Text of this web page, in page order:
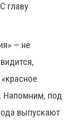
главу
— не
Напомним, под
выпускают